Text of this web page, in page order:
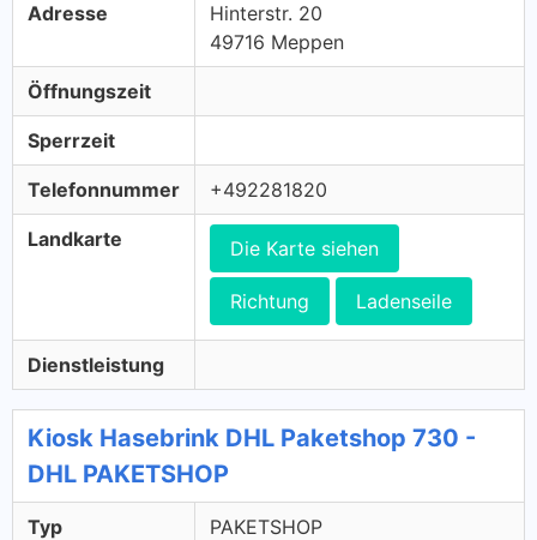
Adresse
Hinterstr. 20
49716 Meppen
Öffnungszeit
Sperrzeit
Telefonnummer +492281820
Landkarte Die Karte siehen
Richtung Ladenseile
Dienstleistung
Kiosk Hasebrink DHL Paketshop 730 -
DHL PAKETSHOP
Typ PAKETSHOP